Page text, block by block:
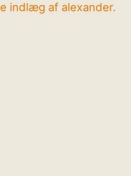
indlæg af alexander.